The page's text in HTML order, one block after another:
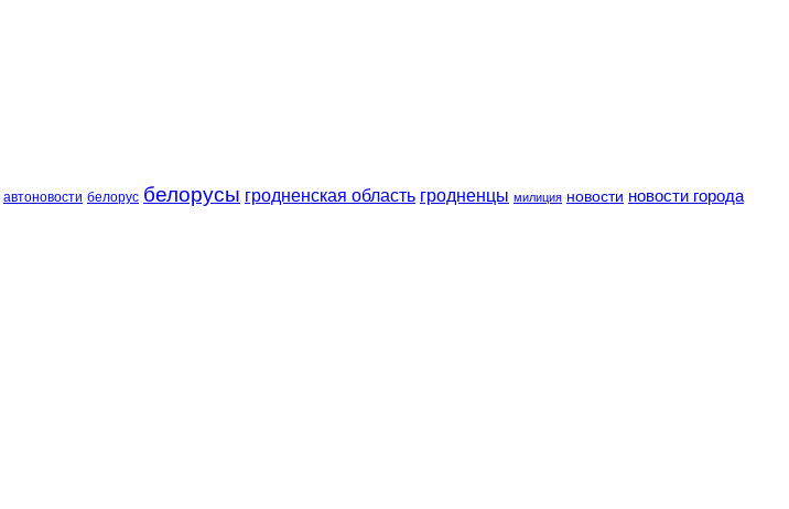
автоновости белорус белорусы гродненская область гродненцы милиция новости новости города